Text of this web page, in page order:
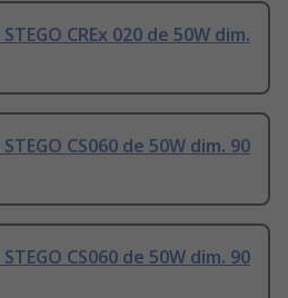
CREx 020 de 50W dim.
CS060 de 50W dim. 90
CS060 de 50W dim. 90